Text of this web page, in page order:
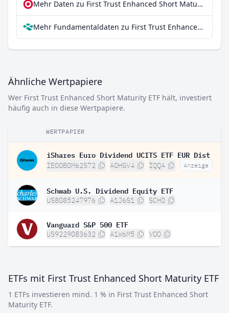
Mehr Daten zu First Trust Enhanced Short Maturity ETF bei extraETF
Mehr Fundamentaldaten zu First Trust Enhanced Short Maturity ETF bei Parqet
Ähnliche Wertpapiere
Wer First Trust Enhanced Short Maturity ETF hält, investiert
häufig auch in diese Wertpapiere.
WERTPAPIER
iShares Euro Dividend UCITS ETF EUR Dist
IE00B0M62S72 A0HGV4 IQQA Anzeige
Schwab U.S. Dividend Equity ETF
US8085247976 A1J6S1 SCHD
Vanguard S&P 500 ETF
US9229083632 A1W6M5 VOO
ETFs mit First Trust Enhanced Short Maturity ETF
1 ETFs investieren mind. 1 % in First Trust Enhanced Short
Maturity ETF.